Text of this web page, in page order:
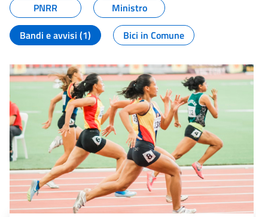
PNRR
Ministro
Bandi e avvisi (1)
Bici in Comune